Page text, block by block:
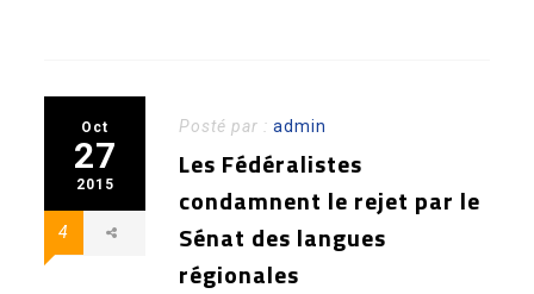
Oct
27
2015
4
Posté par :admin
Les Fédéralistes
condamnent le rejet par le
Sénat des langues
régionales